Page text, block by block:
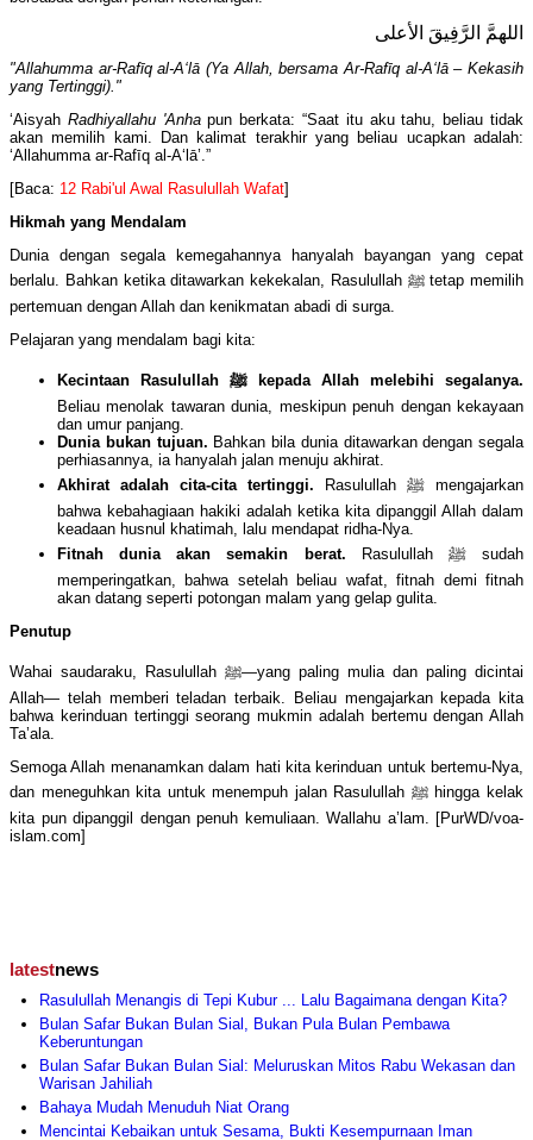
اللهمَّ الرَّفِيقَ الأعلى
"Allahumma ar-Rafīq al-A‘lā (Ya Allah, bersama Ar-Rafīq al-A‘lā – Kekasih
yang Tertinggi)."
‘Aisyah Radhiyallahu 'Anhapun berkata: “Saat itu aku tahu, beliau tidak
akan memilih kami. Dan kalimat terakhir yang beliau ucapkan adalah:
‘Allahumma ar-Rafīq al-A‘lā’.”
[Baca: 12 Rabi'ul Awal Rasulullah Wafat]
Hikmah yang Mendalam
Dunia dengan segala kemegahannya hanyalah bayangan yang cepat
berlalu. Bahkan ketika ditawarkan kekekalan, Rasulullah ﷺ tetap memilih
pertemuan dengan Allah dan kenikmatan abadi di surga.
Pelajaran yang mendalam bagi kita:
Kecintaan Rasulullah ﷺ kepada Allah melebihi segalanya.
Beliau menolak tawaran dunia, meskipun penuh dengan kekayaan
dan umur panjang.
Dunia bukan tujuan. Bahkan bila dunia ditawarkan dengan segala
perhiasannya, ia hanyalah jalan menuju akhirat.
Akhirat adalah cita-cita tertinggi. Rasulullah ﷺ mengajarkan
bahwa kebahagiaan hakiki adalah ketika kita dipanggil Allah dalam
keadaan husnul khatimah, lalu mendapat ridha-Nya.
Fitnah dunia akan semakin berat. Rasulullah ﷺ sudah
memperingatkan, bahwa setelah beliau wafat, fitnah demi fitnah
akan datang seperti potongan malam yang gelap gulita.
Penutup
Wahai saudaraku, Rasulullah ﷺ—yang paling mulia dan paling dicintai
Allah— telah memberi teladan terbaik. Beliau mengajarkan kepada kita
bahwa kerinduan tertinggi seorang mukmin adalah bertemu dengan Allah
Ta’ala.
Semoga Allah menanamkan dalam hati kita kerinduan untuk bertemu-Nya,
dan meneguhkan kita untuk menempuh jalan Rasulullah ﷺ hingga kelak
kita pun dipanggil dengan penuh kemuliaan. Wallahu a’lam. [PurWD/voa-
islam.com]
latestnews
Rasulullah Menangis di Tepi Kubur ... Lalu Bagaimana dengan Kita?
Bulan Safar Bukan Bulan Sial, Bukan Pula Bulan Pembawa
Keberuntungan
Bulan Safar Bukan Bulan Sial: Meluruskan Mitos Rabu Wekasan dan
Warisan Jahiliah
Bahaya Mudah Menuduh Niat Orang
Mencintai Kebaikan untuk Sesama, Bukti Kesempurnaan Iman